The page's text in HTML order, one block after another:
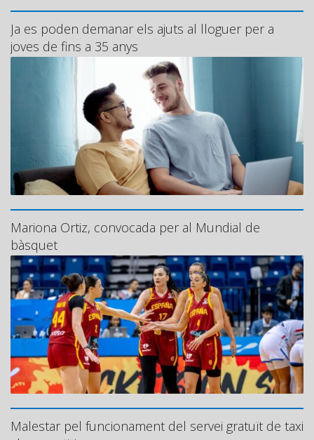
Ja es poden demanar els ajuts al lloguer per a
joves de fins a 35 anys
Mariona Ortiz, convocada per al Mundial de
bàsquet
Malestar pel funcionament del servei gratuït de taxi